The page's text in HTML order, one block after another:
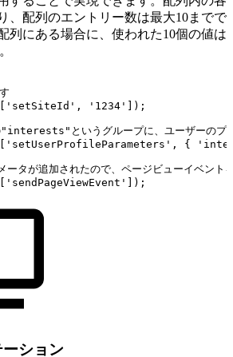
、配列のエントリー数は最大10までで
列にある場合に、使われた10個の値は
'1234']);
"interests"というグループに、ユーザーの
{
ータが追加されたので、ページビューイベント
ション